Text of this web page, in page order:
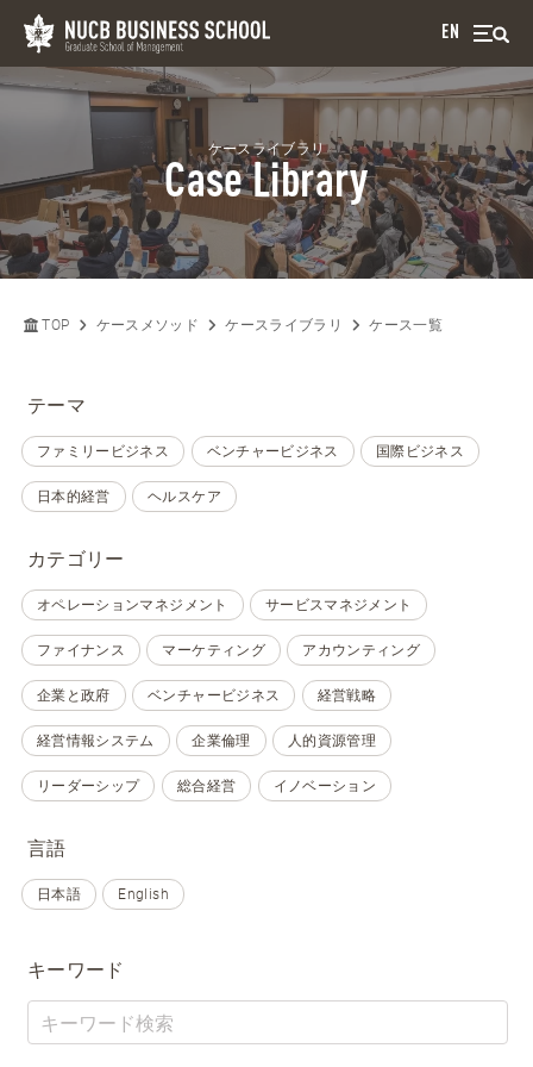
EN
ケースライブラリ
Case Library
TOP ケースメソッド ケースライブラリ ケース一覧
テーマ
ファミリービジネス ベンチャービジネス 国際ビジネス
日本的経営 ヘルスケア
カテゴリー
オペレーションマネジメント サービスマネジメント
ファイナンス マーケティング アカウンティング
企業と政府 ベンチャービジネス 経営戦略
経営情報システム 企業倫理 人的資源管理
リーダーシップ 総合経営 イノベーション
言語
日本語 English
キーワード